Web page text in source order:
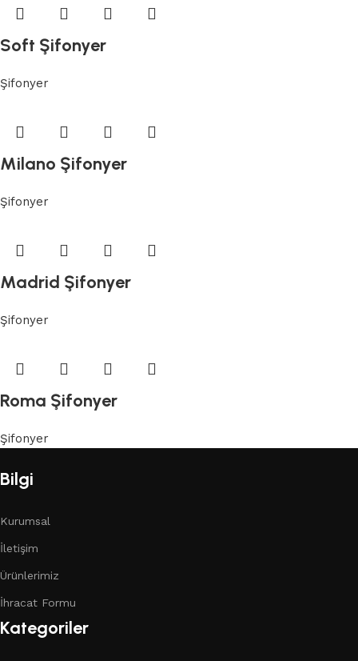
Soft Şifonyer
Şifonyer
Milano Şifonyer
Şifonyer
Madrid Şifonyer
Şifonyer
Roma Şifonyer
Şifonyer
Bilgi
Kurumsal
İletişim
Ürünlerimiz
İhracat Formu
Kategoriler